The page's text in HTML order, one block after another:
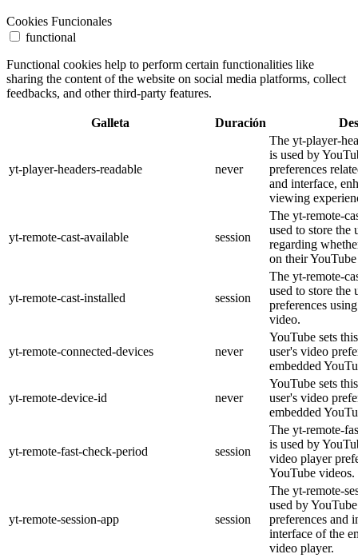
Cookies Funcionales
functional
Functional cookies help to perform certain functionalities like
sharing the content of the website on social media platforms, collect
feedbacks, and other third-party features.
Galleta Duración
yt-player-headers-readable never
The yt-player-
is used by
preferences
and interface,
viewing
yt-remote-cast-available session
The yt-remote-
used to store the
regarding
on their
yt-remote-cast-installed session
The yt-remote-
used to store the
preferences
video.
yt-remote-connected-devices never
YouTube sets
user's video
embedded
yt-remote-device-id never
YouTube sets
user's video
embedded
yt-remote-fast-check-period session
The yt-remote-
is used by
video player
YouTube videos.
yt-remote-session-app session
The yt-remote-
used by
preferences and
interface of the
video player.